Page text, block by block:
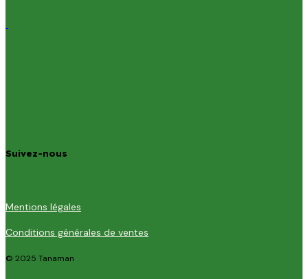
Suivez-nous
Mentions légales
Conditions générales de ventes
© 2025 Tanaman